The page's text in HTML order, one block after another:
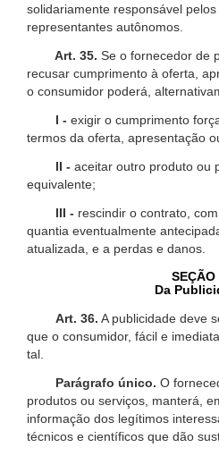
solidariamente responsável
representantes autônomos.
Art. 35. Se o fornecedor de
recusar cumprimento à oferta,
o consumidor poderá,
I - exigir o cumprimento
termos da oferta, apresentação
II - aceitar outro produto ou
equivalente;
III - rescindir o contrato,
quantia eventualmente
atualizada, e a perdas e danos.
SEÇÃO
Da
Art. 36. A publicidade deve
que o consumidor, fácil e
tal.
Parágrafo único. O
produtos ou serviços, manterá,
informação dos legítimos
técnicos e científicos que dão